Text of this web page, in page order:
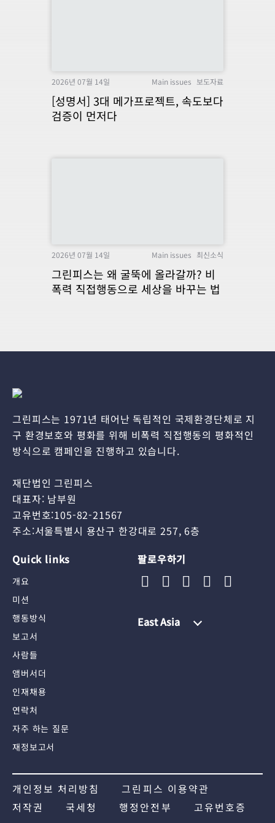
2026년 07월 14일 Main issues 보도자료
[성명서] 3대 메가프로젝트, 속도보다
검증이 먼저다
2026년 07월 14일 Main issues 최신소식
그린피스는 왜 굴뚝에 올라갈까? 비
폭력 직접행동으로 세상을 바꾸는 법
그린피스는 1971년 태어난 독립적인 국제환경단체로 지
구 환경보호와 평화를 위해 비폭력 직접행동의 평화적인
방식으로 캠페인을 진행하고 있습니다.
재단법인 그린피스
대표자: 남부원
고유번호:105-82-21567
주소:서울특별시 용산구 한강대로 257, 6층
Quick links
개요
미션
행동방식
보고서
사람들
앰버서더
인재채용
연락처
자주 하는 질문
재정보고서
팔로우하기
East Asia
개인정보 처리방침
그린피스 이용약관
저작권
국세청 행정안전부 고유번호증